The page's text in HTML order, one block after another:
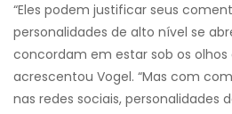
“Eles podem justificar seus
personalidades de alto nível se
concordam em estar sob os olhos
acrescentou Vogel. “Mas com
nas redes sociais, personalidades